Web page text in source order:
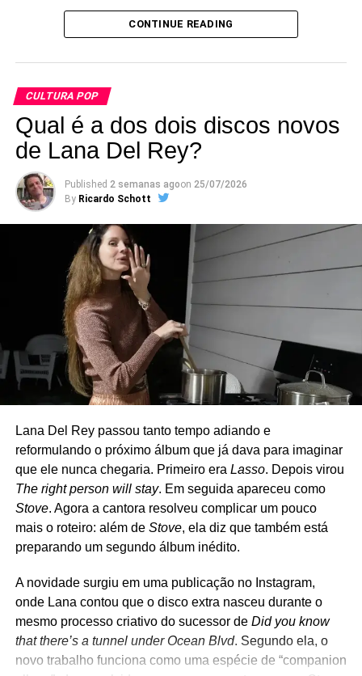
RELATED TOPICS: BATALHAS BATTLEGROUND
GUERRAS
WATERLOO
Bee Gees na voz de Ozzy Osbourne
DON'T MISS
Zig & Zag: cultura pop para crianças
Ricardo Schott
Ricardo Schott é jornalista, radialista, editor e principal
colaborador do POP FANTASMA.
Criado em 2018, o grupo reúne integrantes e
colaboradores do Green Day em apresentações
pequenas, normalmente em clubes da Califórnia. A
formação original contava com Billie Joe Armstrong (voz e
guitarra), Mike Dirnt (baixo e voz), Jason White (guitarra),
Bill Schneider (baixo) e Chris Dugan (bateria) – Mike e
Jason são os únicos que fazem parte também do Green
Day, sendo que Jason atua como músico de turnê. Nos
últimos anos, porém, Dirnt deixou de participar dos
shows, e o The Coverups passou a atuar como quarteto.
O repertório é uma carta de amor ao rock e ao punk.
Clássicos de Ramones, David Bowie, The Clash, Cheap
Trick, Joan Jett, Tom Petty, Misfits, Nirvana, Rolling
Stones e até Strokes costumam aparecer nas
apresentações, que muitas vezes são anunciadas poucas
horas antes de acontecer. Diferentemente de outros
The Longshot, o The Coverups nunca teve a intenção de
gravar músicas próprias. A proposta é apenas revisitar
clássicos em um ambiente intimista, recriando um pouco
da atmosfera dos primeiros dias do Green Day nos clubes
da região de Berkeley e Oakland.
CONTINUE READING
CULTURA POP
Qual é a dos dois discos novos
de Lana Del Rey?
Published 2 semanas agoon 25/07/2026
By Ricardo Schott
Lana Del Rey passou tanto tempo adiando e
reformulando o próximo álbum que já dava para imaginar
que ele nunca chegaria. Primeiro era Lasso. Depois virou
The right person will stay. Em seguida apareceu como
Stove. Agora a cantora resolveu complicar um pouco
mais o roteiro: além de Stove, ela diz que também está
preparando um segundo álbum inédito.
A novidade surgiu em uma publicação no Instagram,
onde Lana contou que o disco extra nasceu durante o
mesmo processo criativo do sucessor de Did you know
that there’s a tunnel under Ocean Blvd. Segundo ela, o
novo trabalho funciona como uma espécie de “companion